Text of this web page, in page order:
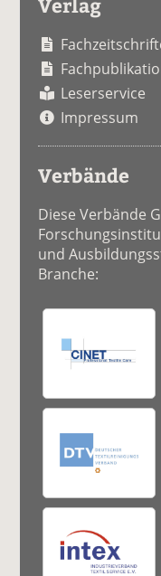
Verlag
Leserservice
Impressum
Verbände
Diese Verbände
und
Branche: